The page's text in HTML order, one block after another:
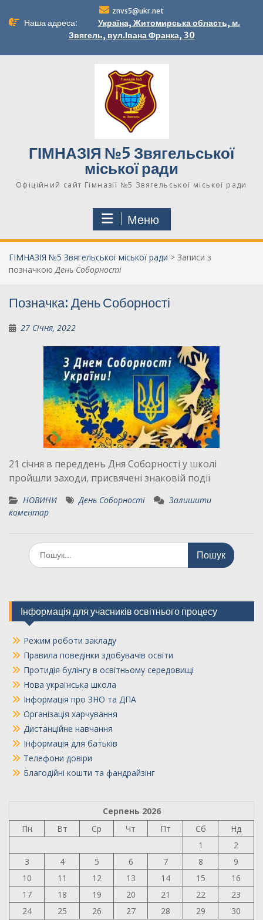
до
znvs5@ukr.net
Наша адреса:
Україна, Житомирська область, м.
Звягель, вул.Івана Франка, 30
ГІМНАЗІЯ №5 Звягельської
міської ради
Офіційний сайт Гімназії №5 Звягельської міської ради
Меню
ГІМНАЗІЯ №5 Звягельської міської ради > Записи з
позначкоюДень Соборності
Позначка: День Соборності
27 Січня, 2022
21 січня в переддень Дня Соборності у школі
пройшли заходи, присвячені знаковій події
НОВИНИ День Соборності
Залишити
коментар
Шукати:
Інформація для учасників освітнього процесу
Режим роботи закладу
Правила поведінки здобувачів освіти
Протидія булінгу в освітньому середовищі
Нова українська школа
Інформація про ЗНО та ДПА
Організація харчування
Дистанційне навчання
Інформація для батьків
Телефони довіри
Благодійні кошти та фандрайзінг
Серпень 2026
Пн
Вт Ср Чт Пт Сб
Нд
1
2
3
4 5 6 7 8
9
10
11 12 13 14 15
16
17
18 19 20 21 22
23
24
25 26 27 28 29
30